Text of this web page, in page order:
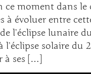
ce moment dans le
à évoluer entre
l’éclipse lunaire
l’éclipse solaire du
à ses […]